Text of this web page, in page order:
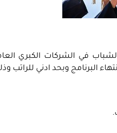
في الشركات الكبري
البرنامج وبحد ادني للراتب